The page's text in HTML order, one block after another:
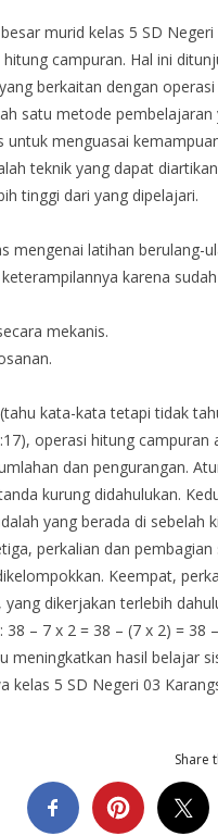
murid kelas 5 SD
campuran. Hal ini
berkaitan dengan
satu metode
untuk menguasai
teknik yang dapat
tinggi dari yang dipelajari.
mengenai latihan berulang-
karena
mekanis.
kata-kata tetapi tidak
operasi hitung
dan pengurangan.
kurung didahulukan.
yang berada di
perkalian dan
Keempat,
dikerjakan terlebih
– 7 x 2 = 38 – (7 x 2) = 38
meningkatkan hasil belajar
kelas 5 SD Negeri 03
Share